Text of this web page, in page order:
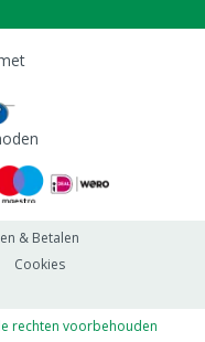
& Betalen
Cookies
rechten voorbehouden